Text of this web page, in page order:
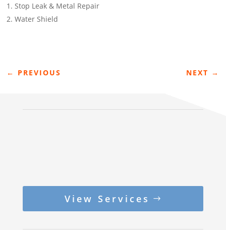
Stop Leak & Metal Repair
Water Shield
← PREVIOUS NEXT →
View Services